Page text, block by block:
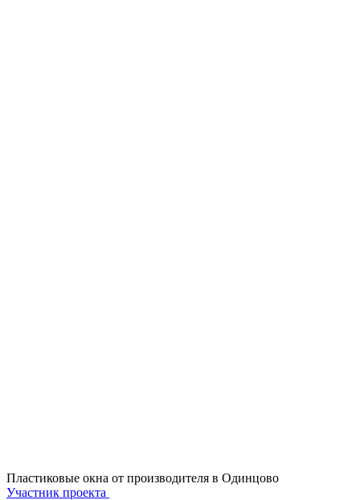
Пластиковые окна от производителя в Одинцово
Участник проекта